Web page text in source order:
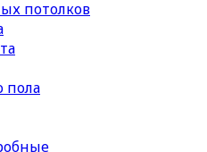
потолков
пола